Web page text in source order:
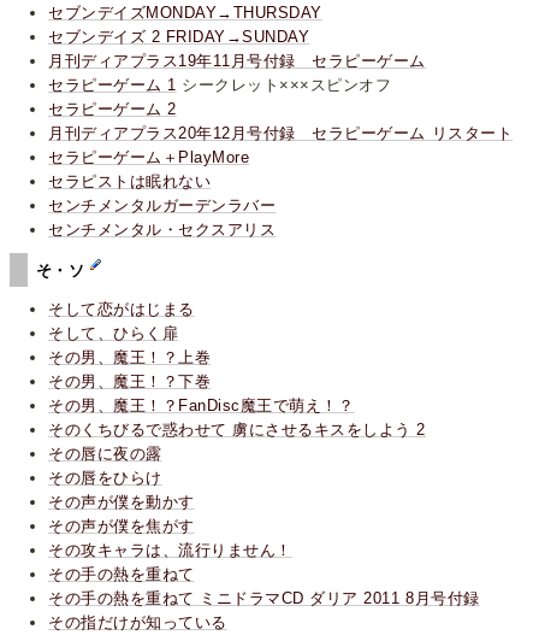
セブンデイズMONDAY→THURSDAY
セブンデイズ 2 FRIDAY→SUNDAY
月刊ディアプラス19年11月号付録 セラピーゲーム
セラピーゲーム 1 シークレット×××スピンオフ
セラピーゲーム 2
月刊ディアプラス20年12月号付録 セラピーゲーム リスタート
セラピーゲーム＋PlayMore
セラピストは眠れない
センチメンタルガーデンラバー
センチメンタル・セクスアリス
そ・ソ
そして恋がはじまる
そして、ひらく扉
その男、魔王！？上巻
その男、魔王！？下巻
その男、魔王！？FanDisc魔王で萌え！？
そのくちびるで惑わせて 虜にさせるキスをしよう 2
その唇に夜の露
その唇をひらけ
その声が僕を動かす
その声が僕を焦がす
その攻キャラは、流行りません！
その手の熱を重ねて
その手の熱を重ねて ミニドラマCD ダリア 2011 8月号付録
その指だけが知っている